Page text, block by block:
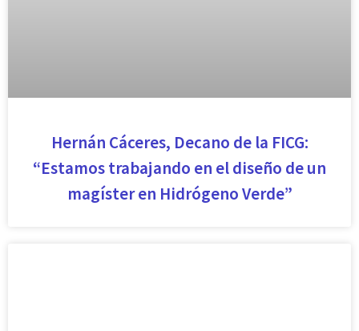
Hernán Cáceres, Decano de la FICG:
“Estamos trabajando en el diseño de un
magíster en Hidrógeno Verde”